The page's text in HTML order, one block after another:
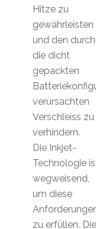
Hitze zu
gewährleisten
und den durch
die dicht
gepackten
verursachten
Verschleiss zu
verhindern.
Die Inkjet-
Technologie
wegweisend,
um diese
zu erfüllen. Die